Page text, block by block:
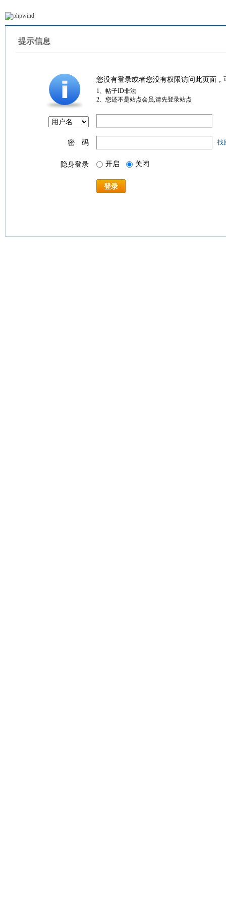
提示信息
您没有登录或者您没有权限访问此页面
1、帖子ID非法
2、您还不是站点会员,请先登录站点
密 码 找
隐身登录 开启 关闭
登录